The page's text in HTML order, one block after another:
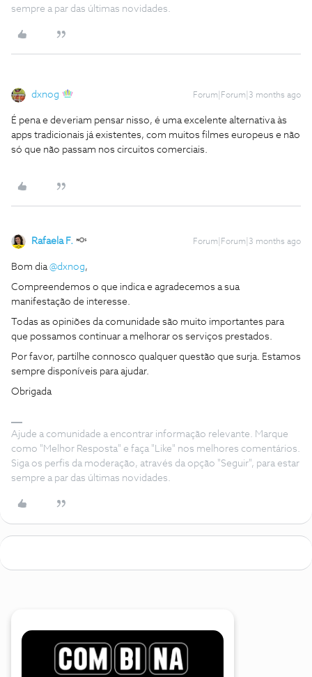
sempre a par das últimas novidades.
dxnog Forum|Forum|3 months ago
É pena e deveriam pensar nisso, é uma excelente alternativa às
apps tradicionais já existentes, com muitos filmes europeus e não
só que não passam nos circuitos comerciais.
Rafaela F. Forum|Forum|3 months ago
Bom dia ​@dxnog,
Compreendemos o que indica e agradecemos a sua
manifestação de interesse.
Todas as opiniões da comunidade são muito importantes para
que possamos continuar a melhorar os serviços prestados.
Por favor, partilhe connosco qualquer questão que surja. Estamos
sempre disponíveis para ajudar.
Obrigada
Ajude a comunidade a encontrar informação relevante. Marque
como "Melhor Resposta" e faça "Like" nos melhores comentários.
Siga os perfis da moderação, através da opção "Seguir", para estar
sempre a par das últimas novidades.